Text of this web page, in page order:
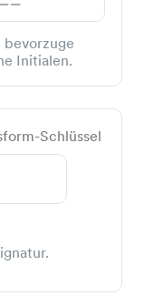
bevorzuge
Initialen.
Schlüssel